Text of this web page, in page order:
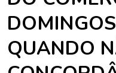
QUANDO